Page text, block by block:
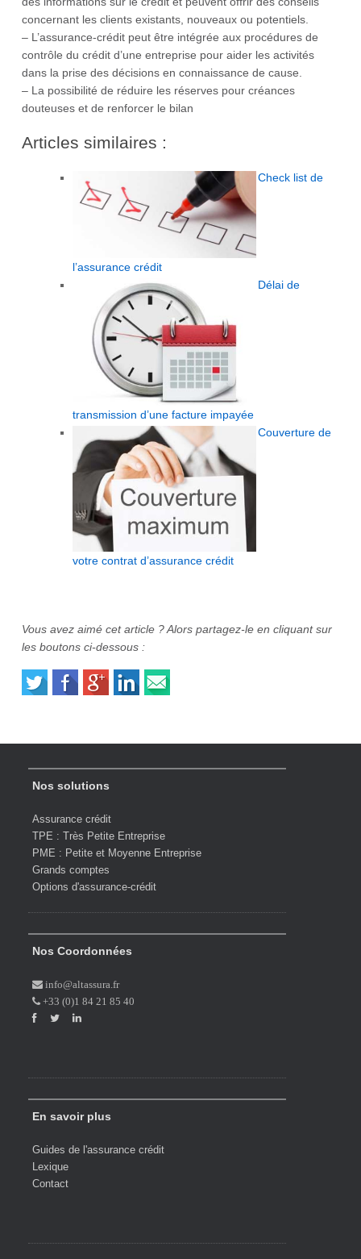
concernant les clients existants, nouveaux ou potentiels.
– L’assurance-crédit peut être intégrée aux procédures de
contrôle du crédit d’une entreprise pour aider les activités
dans la prise des décisions en connaissance de cause.
– La possibilité de réduire les réserves pour créances
douteuses et de renforcer le bilan
Articles similaires :
Check list de
l’assurance crédit
Délai de
transmission d’une facture impayée
Couverture de
votre contrat d’assurance crédit
Vous avez aimé cet article ? Alors partagez-le en cliquant sur
les boutons ci-dessous :
Nos solutions
Assurance crédit
TPE : Très Petite Entreprise
PME : Petite et Moyenne Entreprise
Grands comptes
Options d'assurance-crédit
Nos Coordonnées
info@altassura.fr
+33 (0)1 84 21 85 40
En savoir plus
Guides de l'assurance crédit
Lexique
Contact